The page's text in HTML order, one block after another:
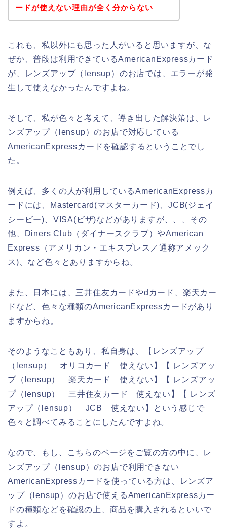
ードが使えない理由が全く分からない
これも、私以外にも思った人がいると思いますが、な
ぜか、普段は利用できているAmericanExpressカード
が、レンズアップ（lensup）のお店では、エラーが発
生して使えなかったんですよね。
そして、私が色々と考えて、導き出した解決策は、レ
ンズアップ（lensup）のお店で対応している
AmericanExpressカードを確認するということでし
た。
例えば、多くの人が利用しているAmericanExpressカ
ードには、Mastercard(マスターカード)、JCB(ジェイ
シービー)、VISA(ビザ)などがありますが、、、その
他、Diners Club（ダイナースクラブ）やAmerican
Express（アメリカン・エキスプレス／通称アメック
ス)、など色々とありますからね。
また、日本には、三井住友カードやdカード、楽天カー
ドなど、色々な種類のAmericanExpressカードがあり
ますからね。
そのようなこともあり、私自身は、【レンズアップ
（lensup） オリコカード 使えない】【 レンズアッ
プ（lensup） 楽天カード 使えない】【 レンズアッ
プ（lensup） 三井住友カード 使えない】【 レンズ
アップ（lensup） JCB 使えない】という感じで
色々と調べてみることにしたんですよね。
なので、もし、こちらのページをご覧の方の中に、レ
ンズアップ（lensup）のお店で利用できない
AmericanExpressカードを使っている方は、レンズア
ップ（lensup）のお店で使えるAmericanExpressカー
ドの種類などを確認の上、商品を購入されるといいで
すよ。